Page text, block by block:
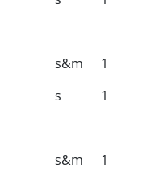
s&m
1
s
1
s&m 1